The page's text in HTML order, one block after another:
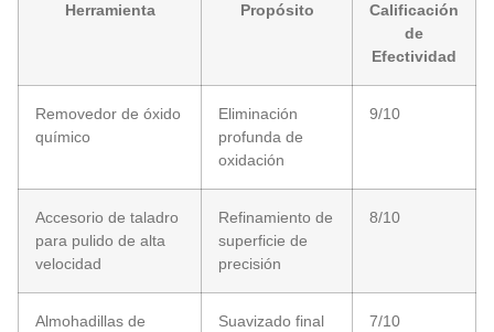
Herramienta Propósito
Calificación
de
Efectividad
Removedor de óxido
químico
Eliminación
profunda de
oxidación
9/10
Accesorio de taladro
para pulido de alta
velocidad
Refinamiento de
superficie de
precisión
8/10
Almohadillas de
Suavizado final
7/10